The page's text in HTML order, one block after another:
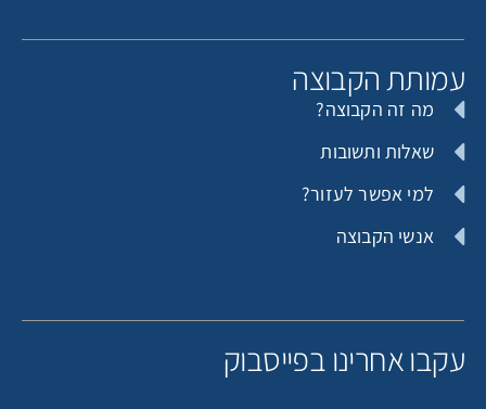
רוני קובורוני
הקבוצה
מה זה הקבוצה?
שאלות ותשובות
למי אפשר לעזור?
אנשי הקבוצה
אחרינו בפייסבוק